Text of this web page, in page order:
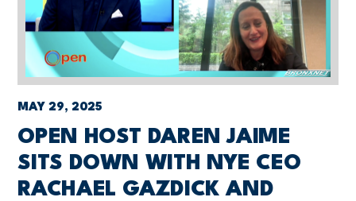
MAY 29, 2025
OPEN HOST DAREN JAIME
SITS DOWN WITH NYE CEO
RACHAEL GAZDICK AND